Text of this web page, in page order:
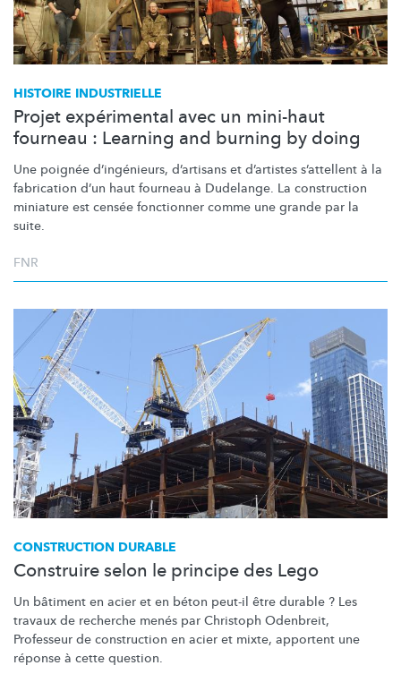
HISTOIRE INDUSTRIELLE
Projet expérimental avec un mini-haut
fourneau : Learning and burning by doing
Une poignée d’ingénieurs, d’artisans et d’artistes s’attellent à la
fabrication d’un haut fourneau à Dudelange. La construction
miniature est censée fonctionner comme une grande par la
suite.
FNR
CONSTRUCTION DURABLE
Construire selon le principe des Lego
Un bâtiment en acier et en béton peut-il être durable ? Les
travaux de recherche menés par Christoph Odenbreit,
Professeur de construction en acier et mixte, apportent une
réponse à cette question.